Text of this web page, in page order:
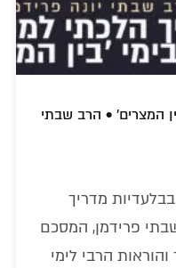
המצרים' • הרב שבתי
מדריך
פרידמן, המסכם
הרבי לימי